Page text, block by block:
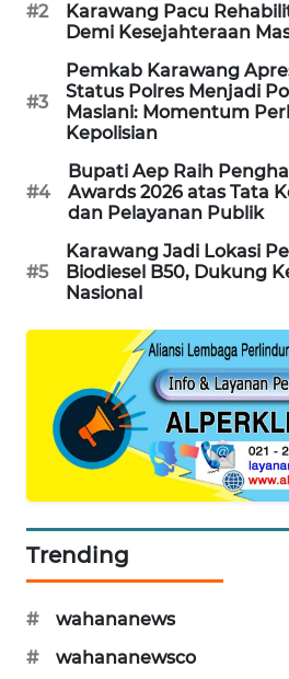
#2
Karawang Pacu
Demi Kesejahteraan
#3
Pemkab Karawang
Status Polres Menjadi
Maslani: Momentum
Kepolisian
#4
Bupati Aep Raih
Awards 2026 atas Tata
dan Pelayanan Publik
#5
Karawang Jadi Lokasi
Biodiesel B50, Dukung
Nasional
Trending
#
wahananews
#
wahananewsco
BERAMPU
ANUGERAH
NEWS
AKHLAK
ID
PERAPKI
NEWS
NEWS